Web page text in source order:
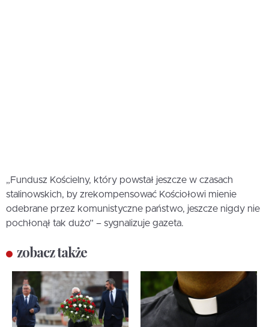
„Fundusz Kościelny, który powstał jeszcze w czasach
stalinowskich, by zrekompensować Kościołowi mienie
odebrane przez komunistyczne państwo, jeszcze nigdy nie
pochłonął tak dużo” – sygnalizuje gazeta.
zobacz także